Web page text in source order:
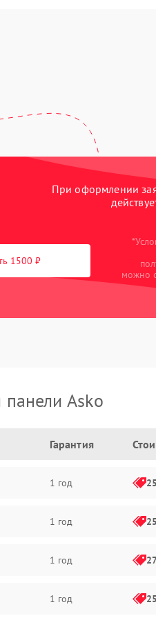
При оформлении
1500 ₽
можно
Asko
Гарантия
1 год
1 год
1 год
1 год